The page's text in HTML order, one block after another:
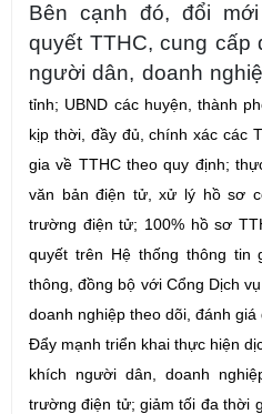
Bên cạnh đó, đổi
quyết TTHC, cung cấp
người dân, doanh
tỉnh; UBND các huyện, thành
kịp thời, đầy đủ, chính xác các
gia về TTHC theo quy định;
văn bản điện tử, xử lý hồ sơ
trường điện tử; 100% hồ sơ
quyết trên Hệ thống thông tin
thông, đồng bộ với Cổng Dịch
doanh nghiệp theo dõi, đánh giá
Đẩy mạnh triển khai thực hiện
khích người dân, doanh
trường điện tử; giảm tối đa thời